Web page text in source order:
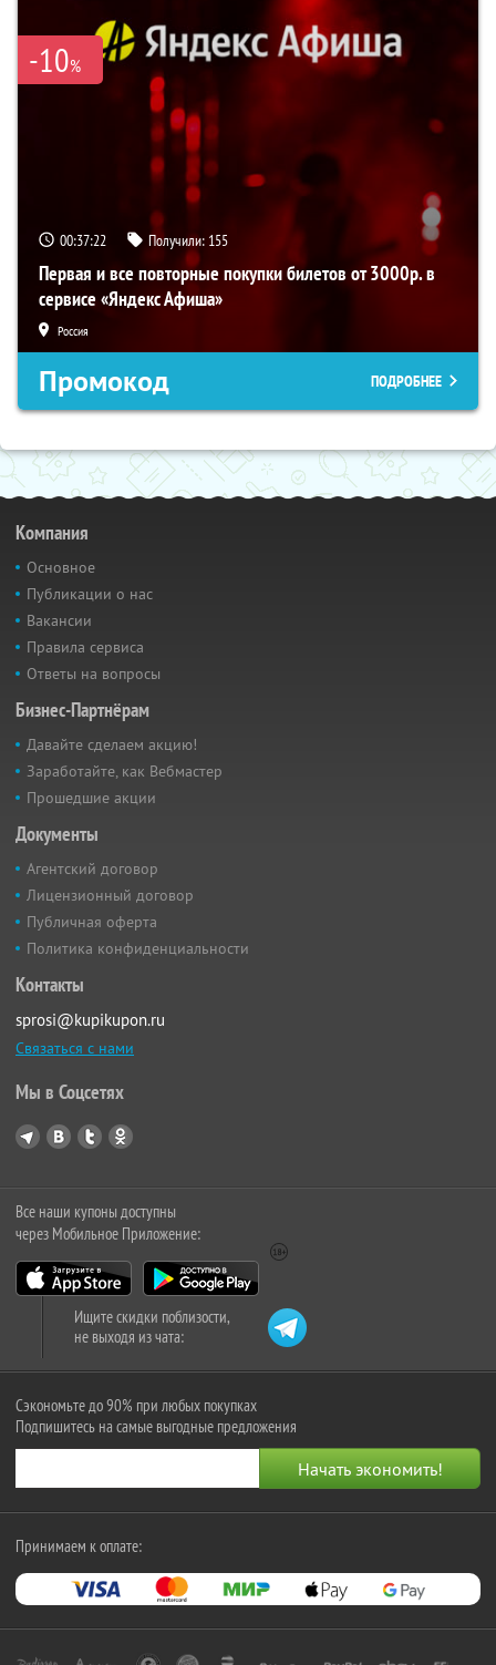
-10%
00:37:21 Получили: 155
Первая и все повторные покупки билетов от 3000р. в
сервисе «Яндекс Афиша»
Россия
Промокод ПОДРОБНЕЕ
Компания
Основное
Публикации о нас
Вакансии
Правила сервиса
Ответы на вопросы
Бизнес-Партнёрам
Давайте сделаем акцию!
Заработайте, как Вебмастер
Прошедшие акции
Документы
Агентский договор
Лицензионный договор
Публичная оферта
Политика конфиденциальности
Контакты
sprosi@kupikupon.ru
Связаться с нами
Мы в Соцсетях
Все наши купоны доступны
через Мобильное Приложение:
Ищите скидки поблизости,
не выходя из чата:
Сэкономьте до 90% при любых покупках
Подпишитесь на самые выгодные предложения
Принимаем к оплате: